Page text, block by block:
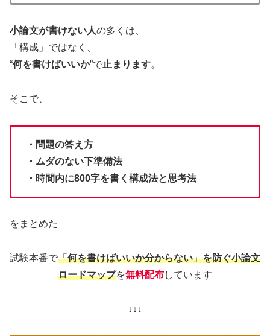
小論文が書けない人の多くは、
「構成」ではなく、
“何を書けばいいか”で止まります。
そこで、
・問題の答え方
・ムダのない下準備法
・時間内に800字を書く構成法と思考法
をまとめた
試験本番で「何を書けばいいか分からない」を防ぐ小論文
ロードマップを無料配布しています
↓↓↓